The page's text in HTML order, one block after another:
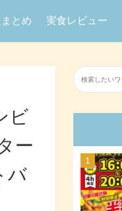
とめ 実食レビュー
ビ
ー
バ